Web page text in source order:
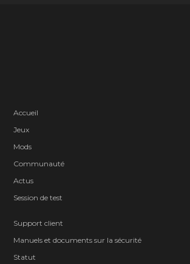
Accueil
Jeux
Mods
Communauté
Actus
Session de test
Support client
Manuels et documents sur la sécurité
Statut